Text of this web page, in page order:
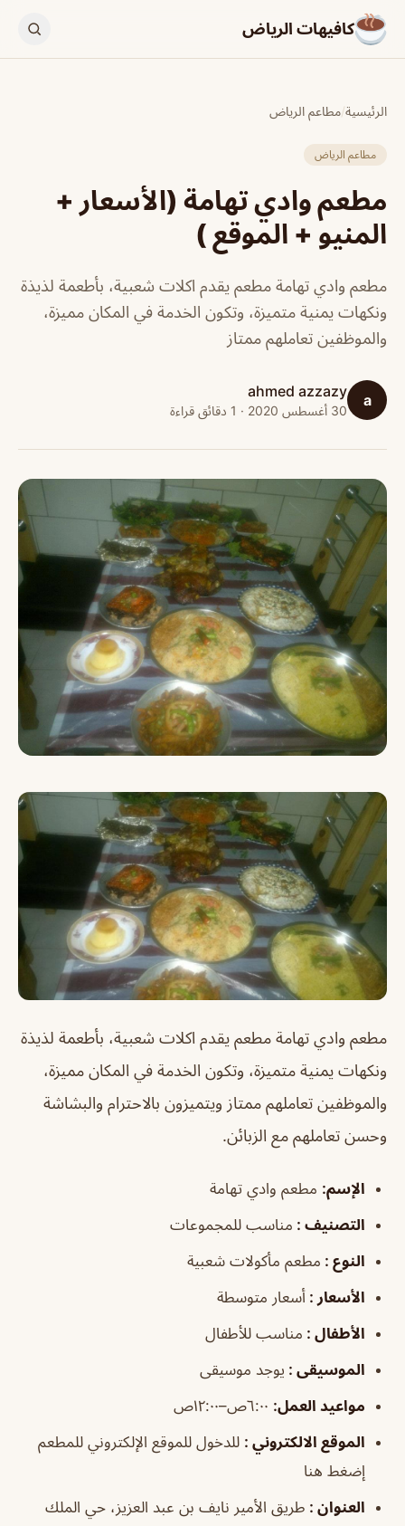
كافيهات الرياض
الرئيسية/مطاعم الرياض
مطاعم الرياض
مطعم وادي تهامة (الأسعار +
المنيو + الموقع )
مطعم وادي تهامة مطعم يقدم اكلات شعبية، بأطعمة لذيذة
ونكهات يمنية متميزة، وتكون الخدمة في المكان مميزة،
والموظفين تعاملهم ممتاز
a
ahmed azzazy
30 أغسطس 2020 · 1 دقائق قراءة
مطعم وادي تهامة مطعم يقدم اكلات شعبية، بأطعمة لذيذة
ونكهات يمنية متميزة، وتكون الخدمة في المكان مميزة،
والموظفين تعاملهم ممتاز ويتميزون بالاحترام والبشاشة
وحسن تعاملهم مع الزبائن.
الإسم: مطعم وادي تهامة
التصنيف : مناسب للمجموعات
النوع : مطعم مأكولات شعبية
الأسعار : أسعار متوسطة
الأطفال : مناسب للأطفال
الموسيقى : يوجد موسيقى
مواعيد العمل:
الموقع الالكتروني : للدخول للموقع الإلكتروني للمطعم
إضغط هنا
العنوان : طريق الأمير نايف بن عبد العزيز، حي الملك